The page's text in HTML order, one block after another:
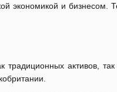
экономикой и бизнесом.
активов,